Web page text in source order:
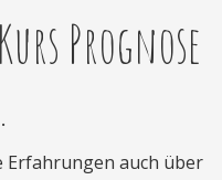
Prognose
Erfahrungen auch über